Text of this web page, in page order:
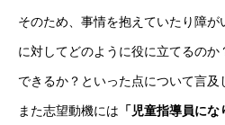
そのため、事情を抱えていたり障
に対してどのように役に立てるの
できるか？といった点について言及
また志望動機には 「児童指導員にな